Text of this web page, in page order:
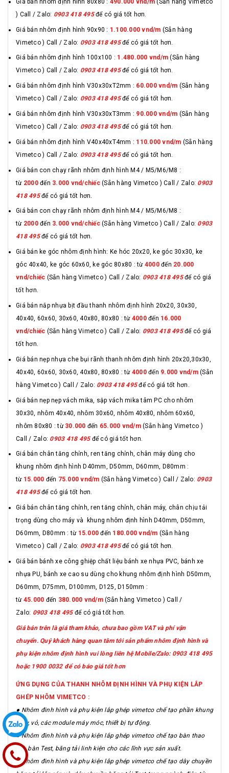
) Call / Zalo: 0903 418 495để có giá tốt hơn.
Giá bán nhôm định hình 90x90 : 1.100.000 vnd/m (Sẵn hàng
Vimetco ) Call / Zalo: 0903 418 495để có giá tốt hơn.
Giá bán nhôm định hình 100x100 : 1.480.000 vnd/m (Sẵn hàng
Vimetco ) Call / Zalo: 0903 418 495để có giá tốt hơn.
Giá bán nhôm định hình V30x30xT2mm : 60.000 vnd/m (Sẵn hàng
Vimetco ) Call / Zalo: 0903 418 495để có giá tốt hơn.
Giá bán nhôm định hình V30x30xT3mm : 90.000 vnd/m (Sẵn hàng
Vimetco ) Call / Zalo: 0903 418 495để có giá tốt hơn.
Giá bán nhôm định hình V40x40xT4mm : 110.000 vnd/m (Sẵn hàng
Vimetco ) Call / Zalo: 0903 418 495để có giá tốt hơn.
Giá bán con chạy rãnh nhôm định hình M4 / M5/M6/M8 :
từ 2000đến 3.000 vnd/chiếc(Sẵn hàng Vimetco ) Call / Zalo: 0903
418 495để có giá tốt hơn.
Giá bán con chạy rãnh nhôm định hình M4 / M5/M6/M8 :
từ 2000đến 3.000 vnd/chiếc(Sẵn hàng Vimetco ) Call / Zalo: 0903
418 495để có giá tốt hơn.
Giá bán ke góc nhôm định hình: Ke hóc 20x20, ke góc 30x30, ke
góc 40x40, ke góc 60x60, ke góc 80x80 : từ 4000đến 20.000
vnd/chiếc (Sẵn hàng Vimetco ) Call / Zalo: 0903 418 495để có giá
tốt hơn.
Giá bán nắp nhựa bịt đầu thanh nhôm định hình 20x20, 30x30,
40x40, 60x60, 30x60, 40x80, 80x80 : từ 4000đến 16.000
vnd/chiếc (Sẵn hàng Vimetco ) Call / Zalo: 0903 418 495để có giá
tốt hơn.
Giá bán nẹp nhựa che bụi rãnh thanh nhôm định hình 20x20,30x30,
40x40, 60x60, 30x60, 40x80, 80x80 : từ 4000đến 9.000 vnd/m(Sẵn
hàng Vimetco ) Call / Zalo: 0903 418 495để có giá tốt hơn.
Giá bán nẹp nẹp vách mika, sập vách mika tâm PC cho nhôm
30x30, nhôm 40x40, nhôm 30x60, nhôm 40x80, nhôm 60x60,
nhôm 80x80 : từ 30.000 đến 65.000 vnd/m(Sẵn hàng Vimetco )
Call / Zalo: 0903 418 495để có giá tốt hơn.
Giá bán chân tăng chỉnh, ren tăng chỉnh, chân máy dùng cho
khung nhôm định hình D40mm, D50mm, D60mm, D80mm :
từ 15.000 đến 75.000 vnd/m (Sẵn hàng Vimetco ) Call / Zalo: 0903
418 495để có giá tốt hơn.
Giá bán chân tăng chỉnh, ren tăng chỉnh, chân máy, chân chịu tải
trọng dùng cho máy và khung nhôm định hình D40mm, D50mm,
D60mm, D80mm : từ 15.000 đến 180.000 vnd/m (Sẵn hàng
Vimetco ) Call / Zalo: 0903 418 495để có giá tốt hơn.
Giá bán bánh xe công ghiệp chất liệu bánh xe nhựa PVC, bánh xe
nhựa PU, bánh xe cao su dùng cho khung nhôm định hình D50mm,
D60mm, D75mm, D100mm, D125, D150mm :
từ 45.000 đến 380.000 vnd/m(Sẵn hàng Vimetco ) Call /
Zalo: 0903 418 495để có giá tốt hơn.
Giá bán trên là giá tham khảo, chưa bao gồm VAT và phí vận
chuyển. Quý khách hàng quan tâm tới sản phẩm nhôm định hình và
phụ kiện nhôm định hình vui lòng liên hệ Mobile/Zalo: 0903 418 495
hoặc 1900 0032 để có báo giá tốt hơn
ỨNG DỤNG CỦA THANH NHÔM ĐỊNH HÌNH VÀ PHỤ KIỆN LẮP
GHÉP NHÔM VIMETCO :
● Nhôm đinh hình và phụ kiện lắp ghép vimetco chế tạo phần khung
máy, vỏ, các module máy móc, thiết bị tự động.
● Nhôm đinh hình và phụ kiện lắp ghép vimetco chế tạo bàn thao
tác, bàn Test, băng tải linh kiện cho các lĩnh vực sản xuất.
● Nhôm đinh hình và phụ kiện lắp ghép vimetco chế tạo dây chuyền